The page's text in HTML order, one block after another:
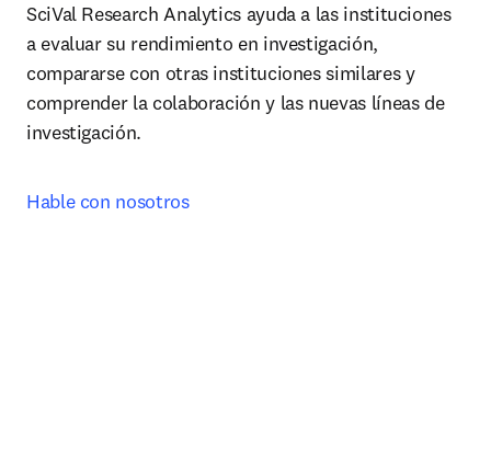
SciVal Research Analytics ayuda a las instituciones
a evaluar su rendimiento en investigación,
compararse con otras instituciones similares y
comprender la colaboración y las nuevas líneas de
investigación.
Hable con nosotros